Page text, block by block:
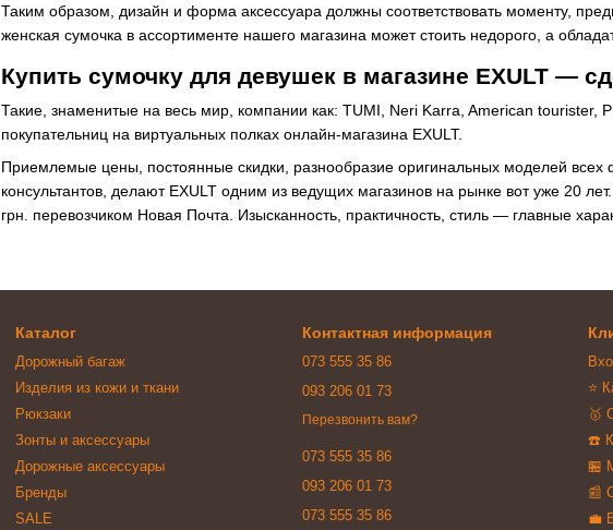
Таким образом, дизайн и форма аксессуара должны соответствовать моменту,
женская сумочка в ассортименте нашего магазина может стоить недорого, а
Купить сумочку для девушек в магазине EXULT —
Такие, знаменитые на весь мир, компании как: TUMI, Neri Karra, American tourister,
покупательниц на виртуальных полках онлайн-магазина EXULT.
Приемлемые цены, постоянные скидки, разнообразие оригинальных моделей всех
консультантов, делают EXULT одним из ведущих магазинов на рынке вот уже 20
грн. перевозчиком Новая Почта. Изысканность, практичность, стиль — главные
Каталог
Дорожный багаж
Изделия из кожи и ткани
Рюкзаки
Зонты и аксессуары
Дорожные аксессуары
Бренды
SALE
Контактная информация
073 555 35 86
093 206 01 73
Перезвонить вам?
073 555 35 86
093 206 01 73
073 555 35 86
⭐
🥇
☎️
🏪
📰
💼